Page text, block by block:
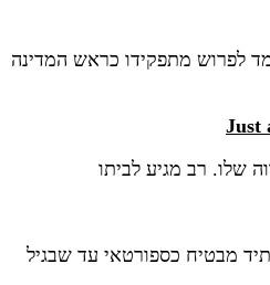
לפרוש מתפקידו כראש המדינה
שלו. רב מגיע לביתו
מבטיח כספורטאי עד שבגיל